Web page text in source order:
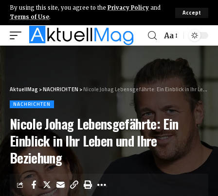
By using this site, you agree to the Privacy Policy and
Terms of Use.
Accept
Aa
AktuellMag >NACHRICHTEN >Nicole Johag Lebensgefährte: Ein Einblick in Ihr Leben und Ihre Beziehung
NACHRICHTEN
Nicole Johag Lebensgefährte: Ein
Einblick in Ihr Leben und Ihre
Beziehung